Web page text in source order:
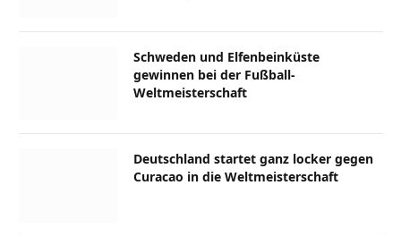
Schweden und Elfenbeinküste
gewinnen bei der Fußball-
Weltmeisterschaft
Deutschland startet ganz locker gegen
Curacao in die Weltmeisterschaft